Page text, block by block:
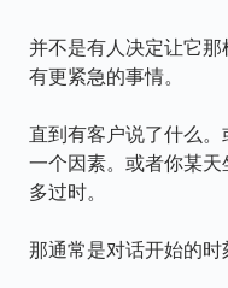
并不是有人决定让它
有更紧急的事情。
直到有客户说了什么
一个因素。或者你某
多过时。
那通常是对话开始的时